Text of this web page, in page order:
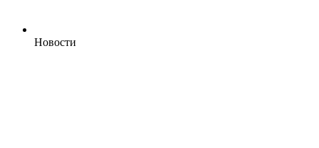
Новости